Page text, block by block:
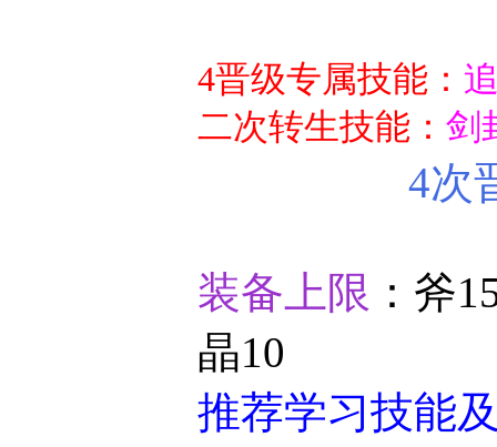
4晋级专属技能：
二次转生技能： 剑
4次
装备上限 ：斧
晶10
推荐学习技能